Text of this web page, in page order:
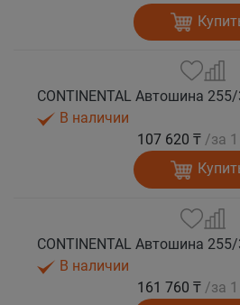
В наличии
107 620 ₸ /за
В наличии
161 760 ₸ /за 1